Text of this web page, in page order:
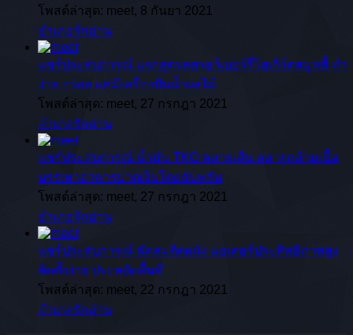
โพสต์ล่าสุด: meet, 8 กันยา 2021
อำเภอรักอ่าน
แชร์ประสบการณ์ แจกสูตรสตรอว์เบอร์รี่โยเกิร์ตสมูทตี้ ทำ
ง่าย อร่อย แค่มีเครื่องปั่นน้ำผลไม้
โพสต์ล่าสุด: meet, 27 กรกฎา 2021
อำเภอรักอ่าน
แชร์ประสบการณ์ น้ำมัน TKO คลายเส้น คลายกล้ามเนื้อ
บรรเทาอาการบาดเจ็บโดยฉับพลัน
โพสต์ล่าสุด: meet, 27 กรกฎา 2021
อำเภอรักอ่าน
แชร์ประสบการณ์ พัดลมติดผนัง มอเตอร์ประสิทธิภาพสูง
ติดตั้งง่าย ประหยัดพื้นที่
โพสต์ล่าสุด: meet, 22 กรกฎา 2021
อำเภอรักอ่าน